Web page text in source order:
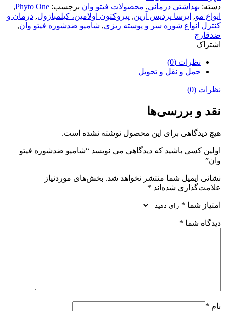
دسته: بهداشتی درمانی, محصولات فیتو وان برچسب: Phyto One
,
انواع مو, ایرسا پردیس آرین, پیروکتون اولامین، کیلمبازول, درمان و
کنترل انواع شوره سر و پوسته ریزی, شامپو ضدشوره فیتو وان,
ضدقارچ
اشتراک
نظرات (0)
حمل و نقل و تحویل
نظرات (0)
نقد و بررسی‌ها
هیچ دیدگاهی برای این محصول نوشته نشده است.
اولین کسی باشید که دیدگاهی می نویسد “شامپو ضدشوره فیتو
وان”
نشانی ایمیل شما منتشر نخواهد شد. بخش‌های موردنیاز
علامت‌گذاری شده‌اند *
امتیاز شما *
دیدگاه شما *
نام *